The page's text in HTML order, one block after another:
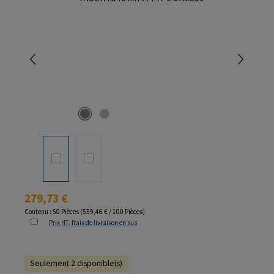
Prix régulier :
279,73 €
Contenu : 50 Pièces (559,46 € / 100 Pièces)
Prix HT, frais de livraison en sus
Seulement 2 disponible(s)